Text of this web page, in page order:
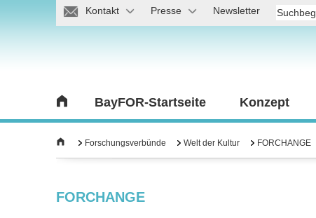
Kontakt Presse Newsletter
BayFOR-Startseite Konzept
Forschungsverbünde Welt der Kultur FORCHANGE
FORCHANGE